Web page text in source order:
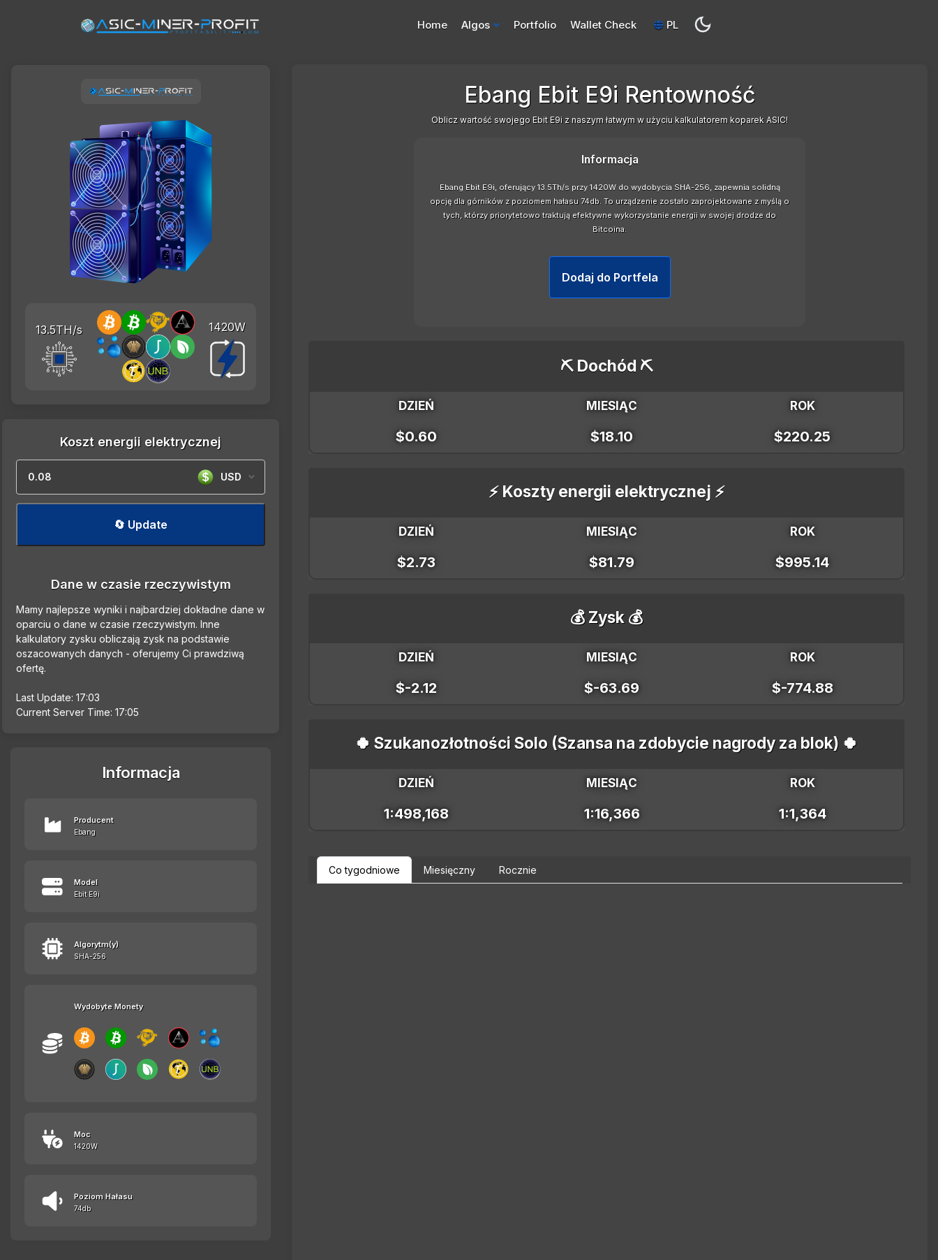
Home Algos Portfolio Wallet Check PL
13.5TH/s 1420W
Koszt energii elektrycznej
USD
🔄 Update
Dane w czasie rzeczywistym
Mamy najlepsze wyniki i najbardziej dokładne dane w
oparciu o dane w czasie rzeczywistym. Inne
kalkulatory zysku obliczają zysk na podstawie
oszacowanych danych - oferujemy Ci prawdziwą
ofertę.
Last Update: 17:03
Current Server Time: 17:05
Informacja
Producent
Ebang
Model
Ebit E9i
Algorytm(y)
SHA-256
Wydobyte Monety
Moc
1420W
Poziom Hałasu
74db
Ebang Ebit E9i Rentowność
Oblicz wartość swojego Ebit E9i z naszym łatwym w użyciu kalkulatorem koparek ASIC!
Informacja
Ebang Ebit E9i, oferujący 13.5Th/s przy 1420W do wydobycia SHA-256, zapewnia solidną
opcję dla górników z poziomem hałasu 74db. To urządzenie zostało zaprojektowane z myślą o
tych, którzy priorytetowo traktują efektywne wykorzystanie energii w swojej drodze do
Bitcoina.
Dodaj do Portfela
⛏️ Dochód ⛏️
DZIEŃ MIESIĄC ROK
$0.60 $18.10 $220.25
⚡ Koszty energii elektrycznej ⚡
DZIEŃ MIESIĄC ROK
$2.73 $81.79 $995.14
💰 Zysk 💰
DZIEŃ MIESIĄC ROK
$-2.12 $-63.69 $-774.88
🍀 Szukanozłotności Solo (Szansa na zdobycie nagrody za blok) 🍀
DZIEŃ MIESIĄC ROK
1:498,168 1:16,366 1:1,364
Co tygodniowe Miesięczny Rocznie